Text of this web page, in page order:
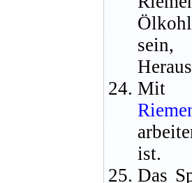
Mit
ist.
Das